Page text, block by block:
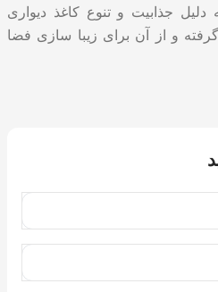
دلیل جذابیت و تنوع کاغذ دیواری
و از آن برای زیبا سازی فضا